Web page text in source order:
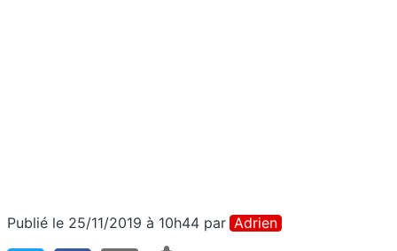
Publié le 25/11/2019 à 10h44 par Adrien